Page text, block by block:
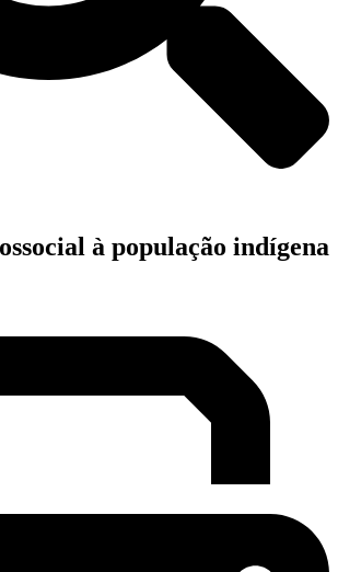
à população indígena